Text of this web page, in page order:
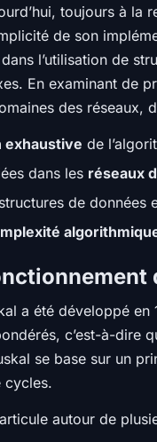
toujours à
de son
l’utilisation de
En examinant de
des réseaux,
exhaustive de
dans les réseaux
de données
a été développé
c’est-à-dire
se base sur un
cycles.
autour de